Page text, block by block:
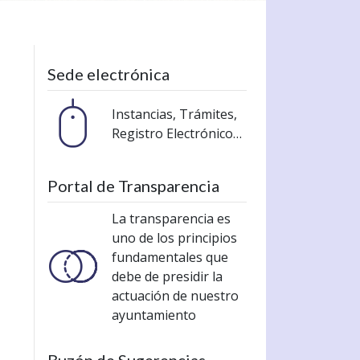
Sede electrónica
Instancias, Trámites,
Registro Electrónico…
Portal de Transparencia
La transparencia es
uno de los principios
fundamentales que
debe de presidir la
actuación de nuestro
ayuntamiento